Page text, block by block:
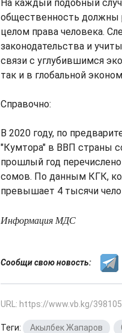
На каждый подобный
общественность должны
целом права человека.
законодательства и
связи с углубившимся
так и в глобальной
Справочно:
В 2020 году, по
"Кумтора" в ВВП страны
прошлый год
сомов. По данным КГК,
превышает 4 тысячи
Информация МДС
Сообщи свою новость:
URL: https://www.vb.kg/398105
Теги: Акылбек Жапаров